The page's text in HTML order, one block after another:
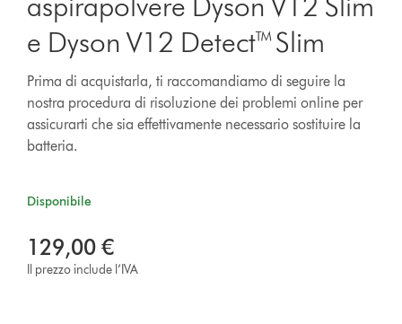
e Dyson V12 Detect™ Slim
Prima di acquistarla, ti raccomandiamo di seguire la
nostra procedura di risoluzione dei problemi online per
assicurarti che sia effettivamente necessario sostituire la
batteria.
Disponibile
129,00 €
Il prezzo include l’IVA